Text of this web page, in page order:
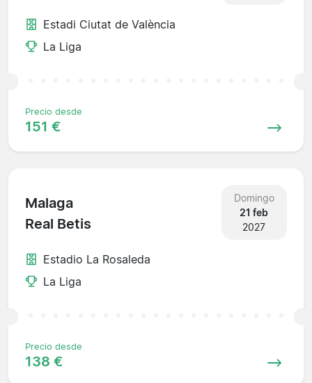
Estadi Ciutat de València
La Liga
Precio desde
151 €
Malaga
Real Betis
Domingo
21 feb
2027
Estadio La Rosaleda
La Liga
Precio desde
138 €